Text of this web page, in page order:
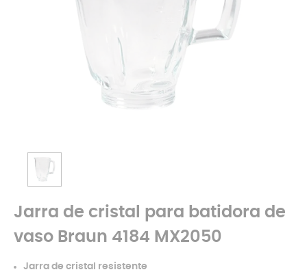
Jarra de cristal para batidora de
vaso Braun 4184 MX2050
Jarra de cristal resistente